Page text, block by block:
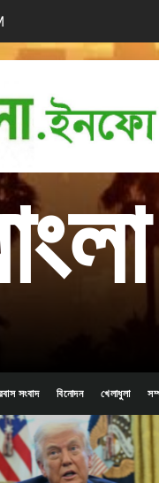
সংবাদ বিনোদন খেলাধুলা